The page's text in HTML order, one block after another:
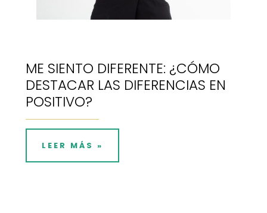
ME SIENTO DIFERENTE: ¿CÓMO
DESTACAR LAS DIFERENCIAS EN
POSITIVO?
LEER MÁS »